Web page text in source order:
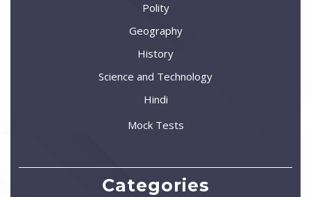
Polity
Geography
History
Science and Technology
Hindi
Mock Tests
Categories